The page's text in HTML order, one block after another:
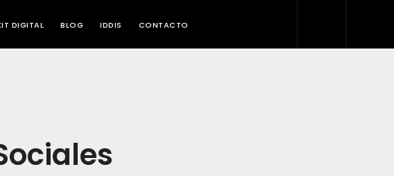
DIGITAL BLOG IDDIS CONTACTO